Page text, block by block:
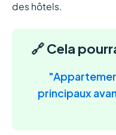
des hôtels.
🔗 Cela
principaux